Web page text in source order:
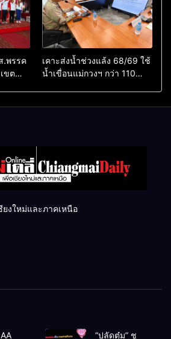
.พรรค
ขต
เคาะส่งน้ำช่วงแล้ง 68/69 ใช้
น้ำเขื่อนแม่กวงฯ กว่า 110
งใหม่และภาคเหนือ
“ปลัดตุ๋ม” ชู